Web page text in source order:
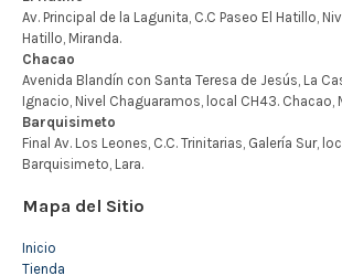
Mapa del Sitio
Inicio
Tienda